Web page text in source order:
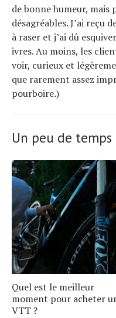
de bonne humeur, mais
désagréables. J’ai reçu
à raser et j’ai dû
ivres. Au moins, les
voir, curieux et
que rarement assez
pourboire.)
Un peu de temps
Quel est le meilleur
moment pour acheter
VTT ?